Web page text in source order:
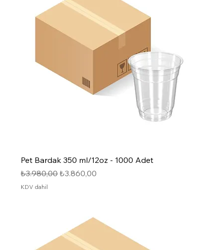
Pet Bardak 350 ml/12oz - 1000 Adet
Normal Fiyat
₺3.980,00İndirimli Fiyat
₺3.860,00
KDV dahil